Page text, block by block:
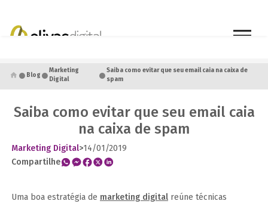
● Blog ●Marketing
Digital
●Saiba como evitar que seu email caia na caixa de
spam
Saiba como evitar que seu email caia
na caixa de spam
Marketing Digital>14/01/2019
Compartilhe
Uma boa estratégia de marketing digital reúne técnicas